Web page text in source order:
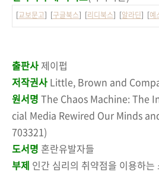
[교보문고] [구글북스] [리디북스] [알라딘] [예
출판사 제이펍
저작권사 Little, Brown and
원서명 The Chaos Machine: The
cial Media Rewired Our Minds
703321)
도서명 혼란유발자들
부제 인간 심리의 취약점을 이용하